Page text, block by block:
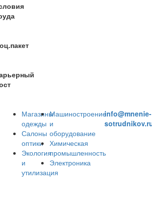
Магазины
одежды
Салоны
оптики
Экология
и
утилизация
Машиностроение
и
оборудование
Химическая
промышленность
Электроника
info@mnenie-